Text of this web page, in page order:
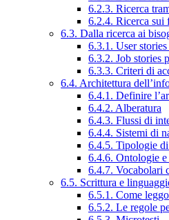
6.2.3. Ricerca
6.2.4. Ricerca sui
6.3. Dalla ricerca ai
6.3.1. User
6.3.2. Job stories
6.3.3. Criteri di
6.4. Architettura
6.4.1. Definire
6.4.2. Alberatura
6.4.3. Flussi di
6.4.4. Sistemi di
6.4.5. Tipologie
6.4.6. Ontologie e
6.4.7. Vocabolari
6.5. Scrittura e
6.5.1. Come
6.5.2. Le regole